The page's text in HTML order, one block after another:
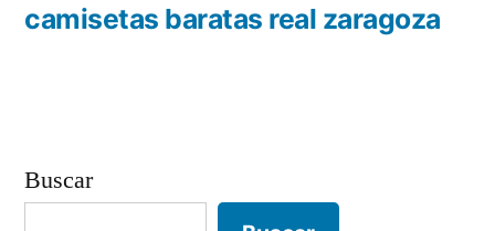
anterior:
camisetas baratas real zaragoza
Buscar